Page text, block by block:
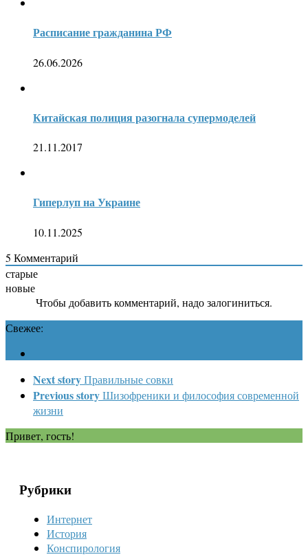
Расписание гражданина РФ
26.06.2026
Китайская полиция разогнала супермоделей
21.11.2017
Гиперлуп на Украине
10.11.2025
5 Комментарий
старые
новые
Чтобы добавить комментарий, надо залогиниться.
Свежее:
Next storyПравильные совки
Previous storyШизофреники и философия современной
жизни
Привет, гость!
Рубрики
Интернет
История
Конспирология